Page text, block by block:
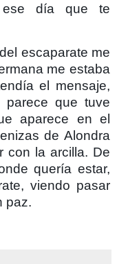
ese día que te
escaparate me
me estaba
el mensaje,
que tuve
aparece en el
de Alondra
con la arcilla. De
quería estar,
viendo pasar
paz.